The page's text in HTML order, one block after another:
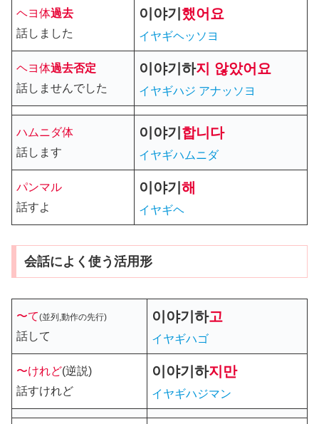
ヘヨ体過去
話しました
이야기했어요
イヤギヘッソヨ
ヘヨ体過去否定
話しませんでした
이야기하지 않았어요
イヤギハジ アナッソヨ
ハムニダ体
話します
이야기합니다
イヤギハムニダ
パンマル
話すよ
이야기해
イヤギヘ
会話によく使う活用形
〜て(並列,動作の先行)
話して
이야기하고
イヤギハゴ
〜けれど(逆説)
話すけれど
이야기하지만
イヤギハジマン